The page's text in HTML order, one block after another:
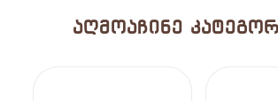
ᲐᲦᲛᲝᲐᲩᲘᲜᲔ